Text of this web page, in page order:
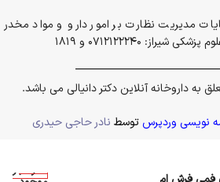
مدیریت نظارت بر امور دارو و مواد مخدر
0712122240 و 1819
به داروخانه آنلاین دکتر دانیالی می باشد.
نویسی وردپرس توسط نادر حاجی حیدری
در انبار